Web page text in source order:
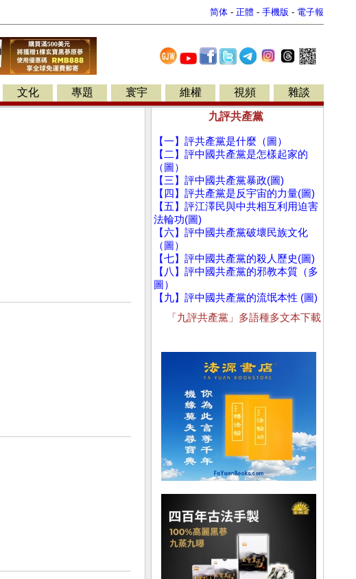
简体 - 正體 - 手機版 - 電子報
文化 專題 寰宇 維權 視頻 雜談
九評共產黨
【一】評共產黨是什麼（圖）
【二】評中國共產黨是怎樣起家的
（圖）
【三】評中國共產黨暴政(圖)
【四】評共產黨是反宇宙的力量(圖)
【五】評江澤民與中共相互利用迫害
法輪功(圖)
【六】評中國共產黨破壞民族文化
（圖）
【七】評中國共產黨的殺人歷史(圖)
【八】評中國共產黨的邪教本質（多
圖）
【九】評中國共產黨的流氓本性 (圖)
「九評共產黨」多語種多文本下載